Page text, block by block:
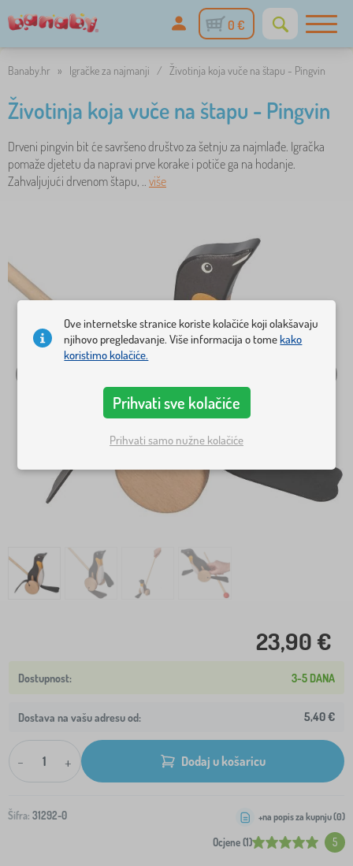
0 €
Banaby.hr » Igračke za najmanji / Životinja koja vuče na štapu - Pingvin
Životinja koja vuče na štapu - Pingvin
Drveni pingvin bit će savršeno društvo za šetnju za najmlađe. Igračka
pomaže djetetu da napravi prve korake i potiče ga na hodanje.
Zahvaljujući drvenom štapu, .. više
23,90 €
3-5 DANA
Dostava na vašu adresu od: 5,40 €
- + Dodaj u košaricu
Šifra: 31292-0
Ocjene (1) 5
+na popis za kupnju (0)
Ove internetske stranice koriste kolačiće koji olakšavaju
njihovo pregledavanje. Više informacija o tomekako
koristimo kolačiće.
Prihvati sve kolačiće
Prihvati samo nužne kolačiće